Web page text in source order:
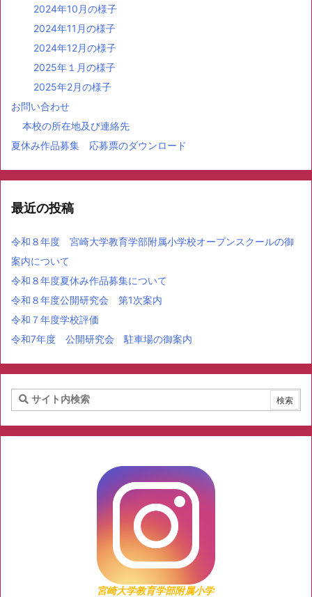
2024年10月の様子
2024年11月の様子
2024年12月の様子
2025年１月の様子
2025年2月の様子
お問い合わせ
本校の所在地及び連絡先
夏休み作品募集 応募票のダウンロード
最近の投稿
令和８年度 宮崎大学教育学部附属小学校オープンスクールの御
案内について
令和８年度夏休み作品募集について
令和８年度公開研究会 第1次案内
令和７年度学校評価
令和7年度 公開研究会 駐車場の御案内
宮崎大学教育学部附属小学